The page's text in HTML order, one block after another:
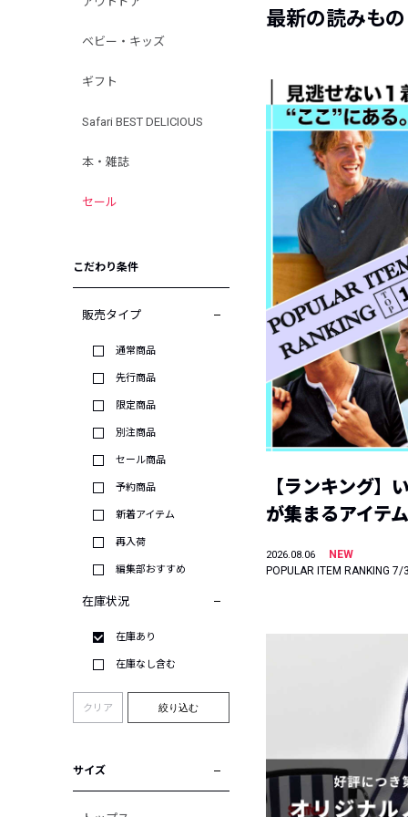
ベビー・キッズ
ギフト
Safari BEST DELICIOUS
本・雑誌
セール
こだわり条件
販売タイプ
通常商品
先行商品
限定商品
別注商品
セール商品
予約商品
新着アイテム
再入荷
編集部おすすめ
在庫状況
在庫あり
在庫なし含む
クリア 絞り込む
サイズ
最新の読みもの
【ランキング】
が集まるアイテ
2026.08.06
NEW
POPULAR ITEM RANKING